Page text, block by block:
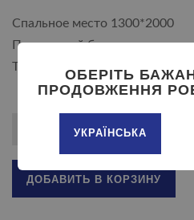
Спальное место 1300*2000
Пружинный блок,
Ткани на выбор
ДОБАВИТЬ В КОРЗИНУ
ОБЕРІТЬ
ПРОДОВЖЕННЯ
УКРАЇНСЬКА